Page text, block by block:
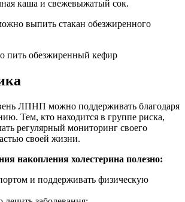
каша и свежевыжатый сок.
выпить стакан обезжиренного
пить обезжиренный кефир
ЛПНП можно поддерживать благодаря
Тем, кто находится в группе риска,
регулярный мониторинг своего
своей жизни.
накопления холестерина полезно:
и поддерживать физическую